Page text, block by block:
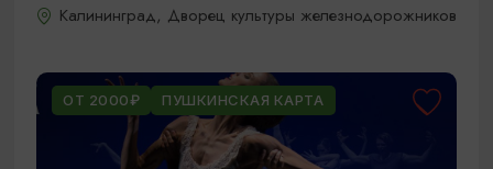
Калининград, Дворец культуры железнодорожников
ОТ 2000₽ ПУШКИНСКАЯ КАРТА